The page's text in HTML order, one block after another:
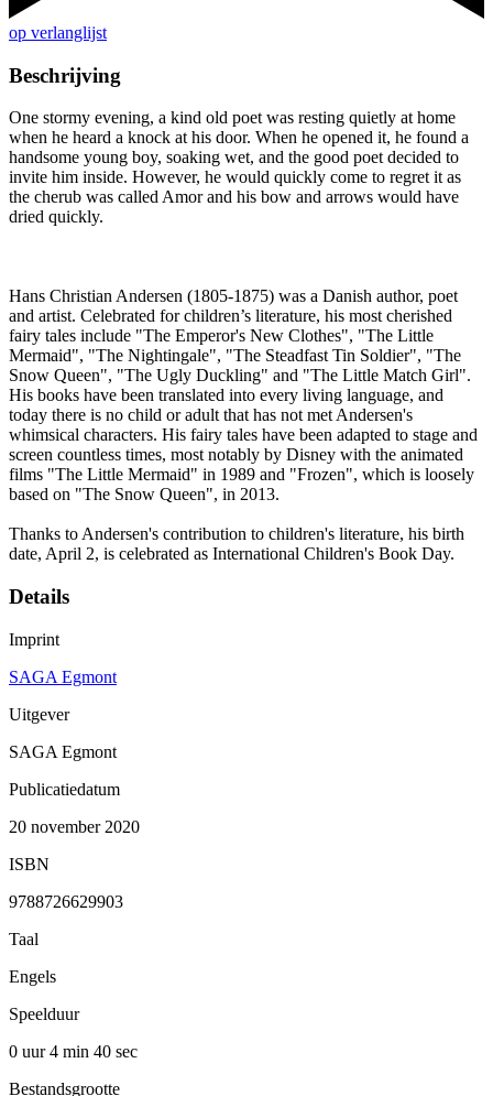
op verlanglijst
Beschrijving
One stormy evening, a kind old poet was resting quietly at home
when he heard a knock at his door. When he opened it, he found a
handsome young boy, soaking wet, and the good poet decided to
invite him inside. However, he would quickly come to regret it as
the cherub was called Amor and his bow and arrows would have
dried quickly.
Hans Christian Andersen (1805-1875) was a Danish author, poet
and artist. Celebrated for children’s literature, his most cherished
fairy tales include "The Emperor's New Clothes", "The Little
Mermaid", "The Nightingale", "The Steadfast Tin Soldier", "The
Snow Queen", "The Ugly Duckling" and "The Little Match Girl".
His books have been translated into every living language, and
today there is no child or adult that has not met Andersen's
whimsical characters. His fairy tales have been adapted to stage and
screen countless times, most notably by Disney with the animated
films "The Little Mermaid" in 1989 and "Frozen", which is loosely
based on "The Snow Queen", in 2013.
Thanks to Andersen's contribution to children's literature, his birth
date, April 2, is celebrated as International Children's Book Day.
Details
Imprint
SAGA Egmont
Uitgever
SAGA Egmont
Publicatiedatum
20 november 2020
ISBN
9788726629903
Taal
Engels
Speelduur
0 uur 4 min 40 sec
Bestandsgrootte